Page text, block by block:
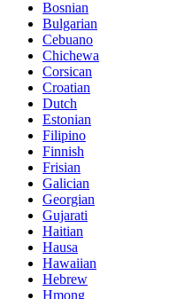
Bosnian
Bulgarian
Cebuano
Chichewa
Corsican
Croatian
Dutch
Estonian
Filipino
Finnish
Frisian
Galician
Georgian
Gujarati
Haitian
Hausa
Hawaiian
Hebrew
Hmong